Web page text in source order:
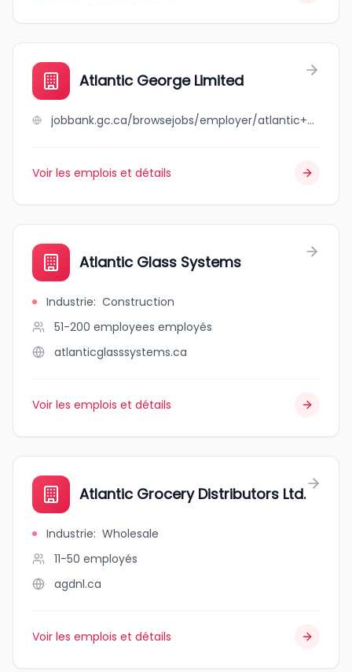
Atlantic George Limited
jobbank.gc.ca/browsejobs/employer/atlantic+george+limited/ca
Voir les emplois et détails
Atlantic Glass Systems
Industrie: Construction
51-200 employees employés
atlanticglasssystems.ca
Voir les emplois et détails
Atlantic Grocery Distributors Ltd.
Industrie: Wholesale
11-50 employés
agdnl.ca
Voir les emplois et détails